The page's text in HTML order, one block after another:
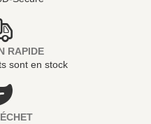
RAPIDE
sont en stock